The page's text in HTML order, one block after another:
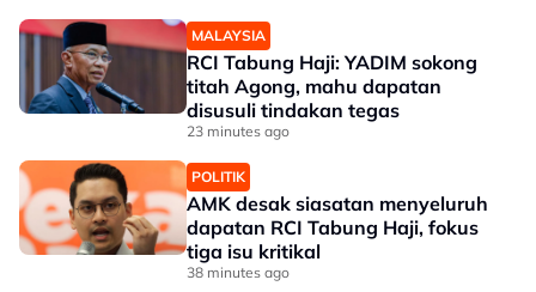
MALAYSIA
RCI Tabung Haji: YADIM sokong
titah Agong, mahu dapatan
disusuli tindakan tegas
23 minutes ago
POLITIK
AMK desak siasatan menyeluruh
dapatan RCI Tabung Haji, fokus
tiga isu kritikal
38 minutes ago